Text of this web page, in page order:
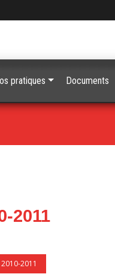
2011
2010-2011
pratiques Documents